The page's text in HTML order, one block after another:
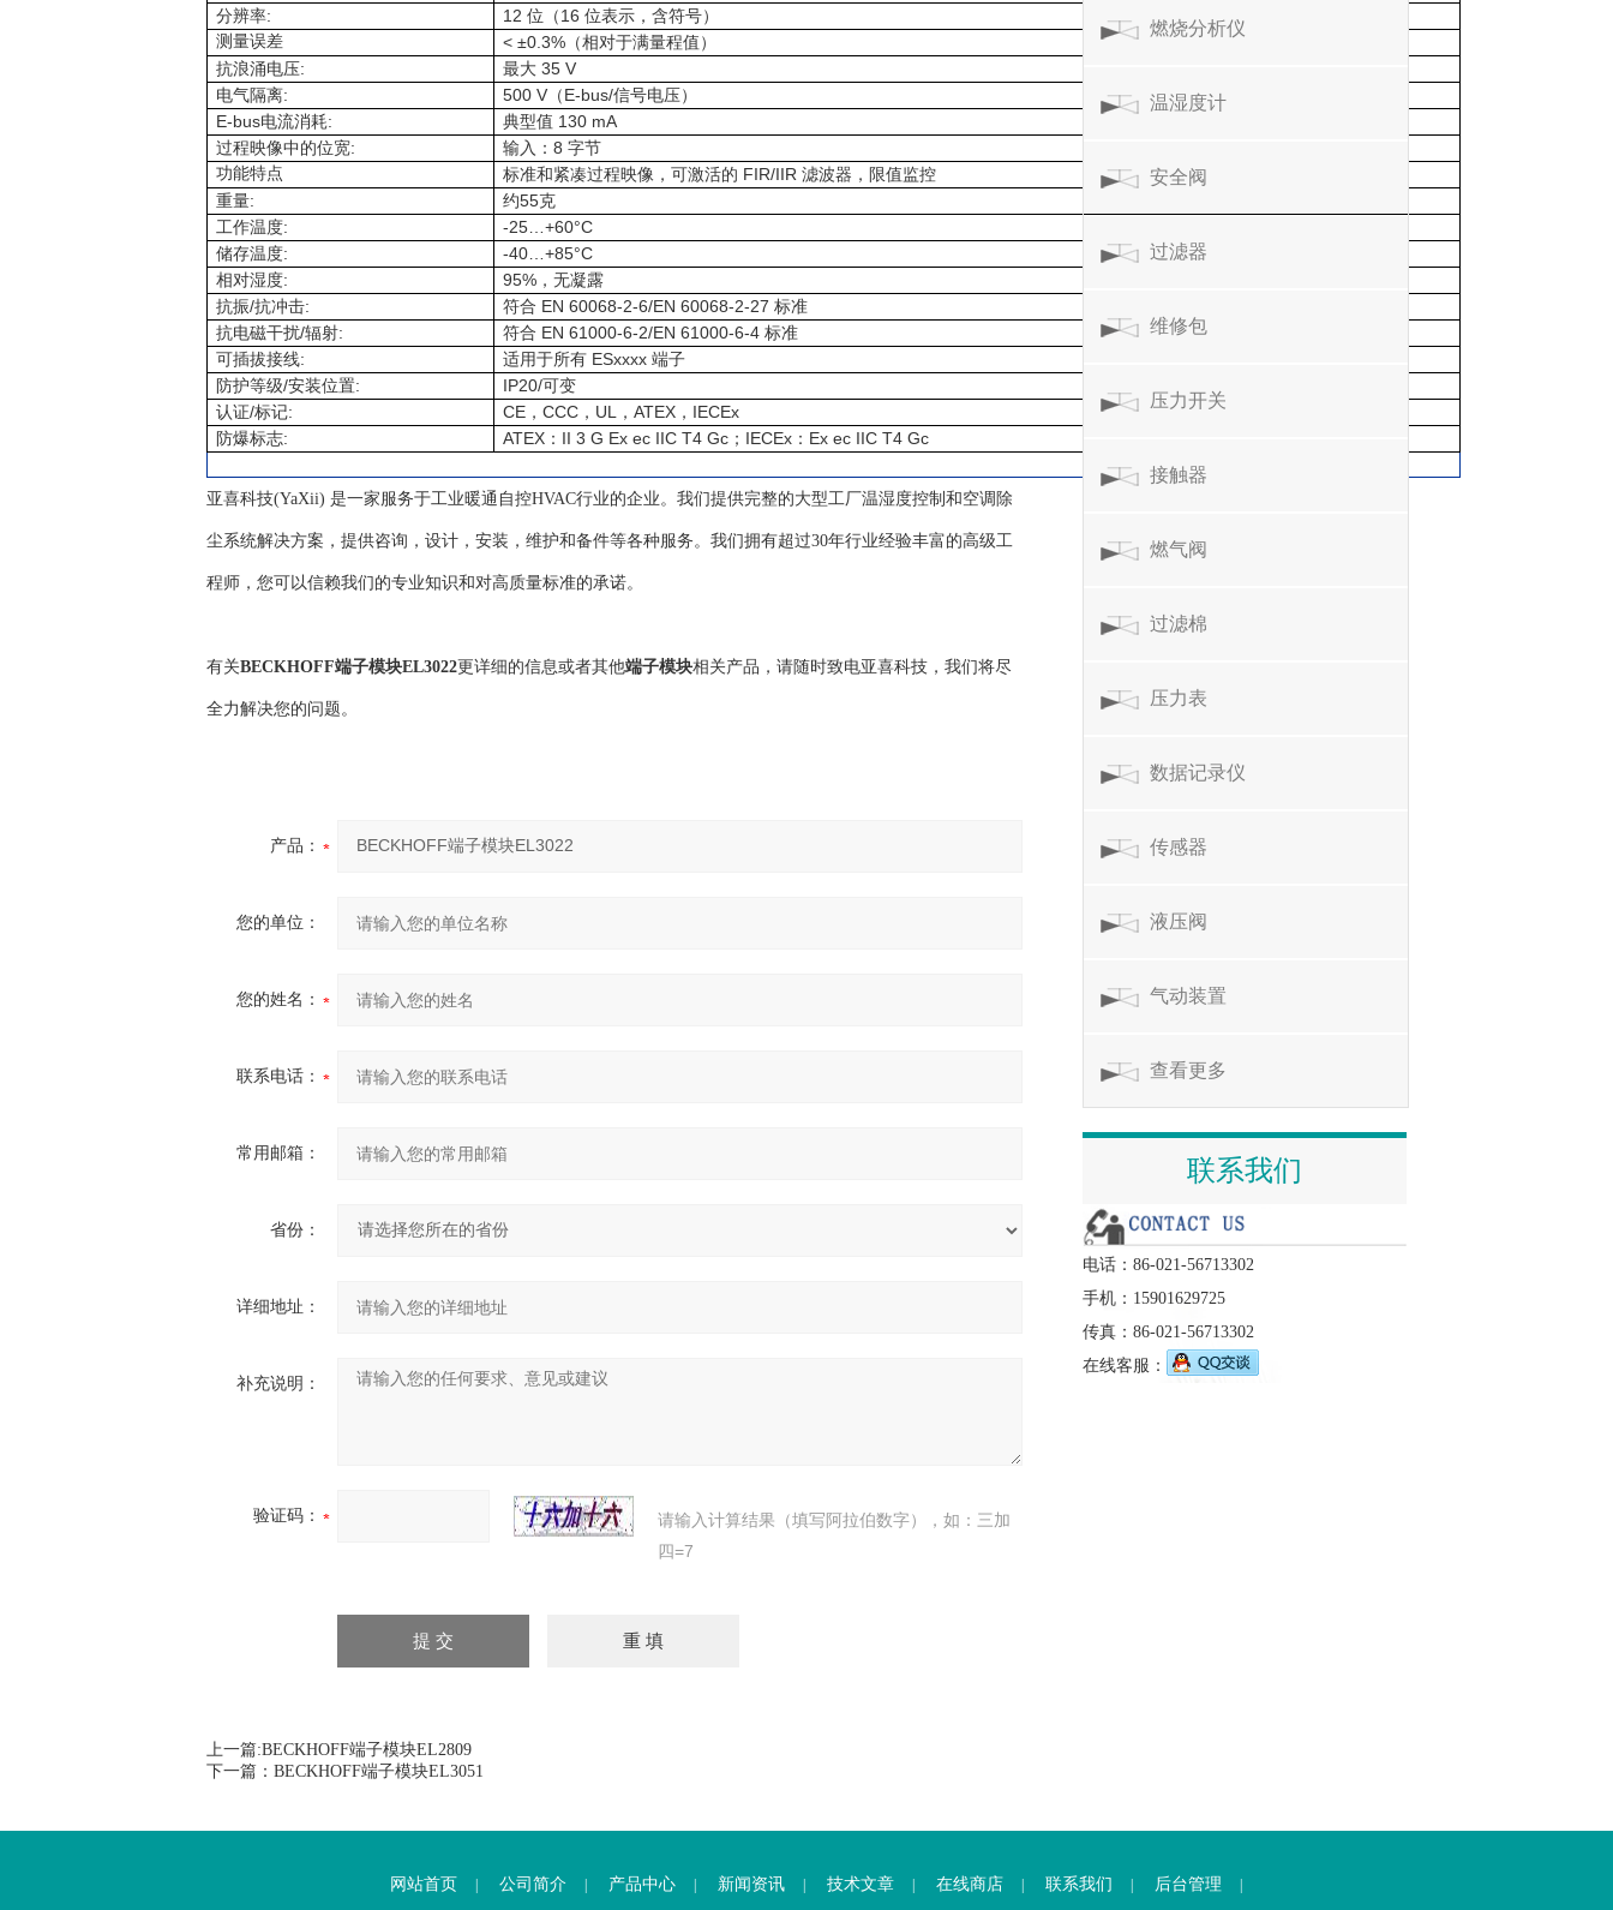
分辨率: 12 位（ 16 位表示，含符号）
测量误差
< ±0.3% （相对于满量程值）
抗浪涌电压: 最大 35 V
电气隔离: 500 V （ E-bus/信号电压）
E-bus电流消耗: 典型值 130 mA
过程映像中的位宽: 输入： 8 字节
功能特点
标准和紧凑过程映像，可激活的 FIR/IIR 滤波器，限值监控
重量: 约55克
工作温度: -25…+60°C
储存温度: -40…+85°C
相对湿度: 95% ，无凝露
抗振/抗冲击: 符合 EN 60068-2-6/EN 60068-2-27 标准
抗电磁干扰/辐射: 符合 EN 61000-6-2/EN 61000-6-4 标准
可插拔接线: 适用于所有 ESxxxx 端子
防护等级/安装位置: IP20/可变
认证/标记: CE ， CCC ， UL ， ATEX ， IECEx
防爆标志: ATEX ： II 3 G Ex ec IIC T4 Gc ； IECEx ： Ex ec IIC T4 Gc
亚喜科技(YaXii) 是一家服务于工业暖通自控HVAC行业的企业。我们提供完整的大型工厂温湿度控制和空调除
尘系统解决方案，提供咨询，设计，安装，维护和备件等各种服务。我们拥有超过30年行业经验丰富的高级工
程师，您可以信赖我们的专业知识和对高质量标准的承诺。
有关BECKHOFF端子模块EL3022更详细的信息或者其他端子模块相关产品，请随时致电亚喜科技，我们将尽
全力解决您的问题。
产品：
您的单位：
您的姓名：
联系电话：
常用邮箱：
省份：
详细地址：
补充说明：
验证码：
请输入计算结果（填写阿拉伯数字），如：三加
四=7
上一篇:BECKHOFF端子模块EL2809
下一篇： BECKHOFF端子模块EL3051
燃烧分析仪
温湿度计
安全阀
过滤器
维修包
压力开关
接触器
燃气阀
过滤棉
压力表
数据记录仪
传感器
液压阀
气动装置
查看更多
联系我们
电话：86-021-56713302
手机：15901629725
传真：86-021-56713302
在线客服：
网站首页 公司简介 产品中心 新闻资讯 技术文章 在线商店 联系我们 后台管理